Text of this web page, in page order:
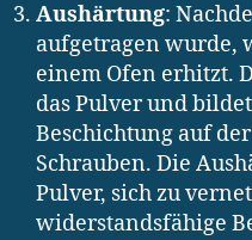
Aushärtung:
aufgetragen wurde,
einem Ofen erhitzt.
das Pulver und
Beschichtung auf
Schrauben. Die
Pulver, sich zu
widerstandsfähige